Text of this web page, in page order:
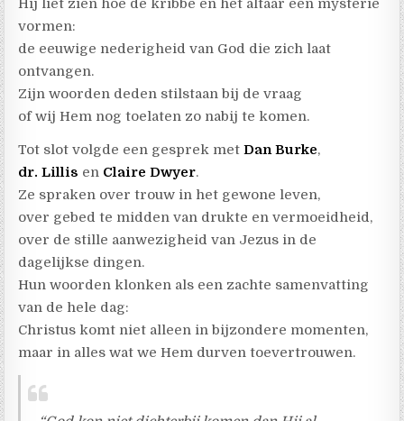
Hij liet zien hoe de kribbe en het altaar één mysterie
vormen:
de eeuwige nederigheid van God die zich laat
ontvangen.
Zijn woorden deden stilstaan bij de vraag
of wij Hem nog toelaten zo nabij te komen.
Tot slot volgde een gesprek metDan Burke,
dr. Lillis en Claire Dwyer.
Ze spraken over trouw in het gewone leven,
over gebed te midden van drukte en vermoeidheid,
over de stille aanwezigheid van Jezus in de
dagelijkse dingen.
Hun woorden klonken als een zachte samenvatting
van de hele dag:
Christus komt niet alleen in bijzondere momenten,
maar in alles wat we Hem durven toevertrouwen.